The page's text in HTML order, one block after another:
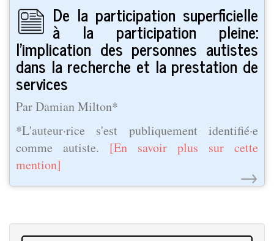
De la participation superficielle
à la participation pleine:
l'implication des personnes autistes
dans la recherche et la prestation de
services
Par Damian Milton*
*L'auteur·rice s'est publiquement identifié·e
comme autiste. [En savoir plus sur cette
mention]
→